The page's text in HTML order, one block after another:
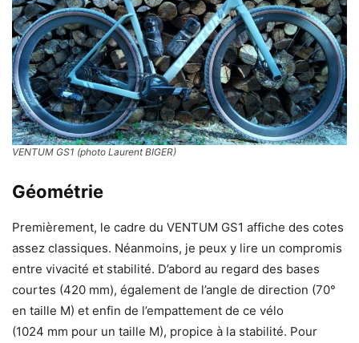
VENTUM GS1 (photo Laurent BIGER)
Géométrie
Premièrement, le cadre du VENTUM GS1 affiche des cotes
assez classiques. Néanmoins, je peux y lire un compromis
entre vivacité et stabilité. D’abord au regard des bases
courtes (420 mm), également de l’angle de direction (70°
en taille M) et enfin de l’empattement de ce vélo
(1024 mm pour un taille M), propice à la stabilité. Pour